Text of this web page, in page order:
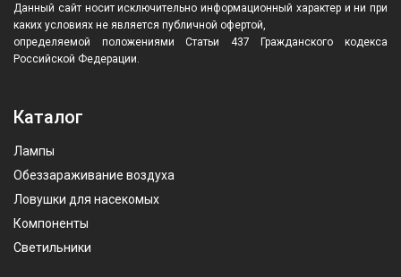
Данный сайт носит исключительно информационный характер и ни при
каких условиях не является публичной офертой,
определяемой положениями Статьи 437 Гражданского кодекса
Российской Федерации.
Каталог
Лампы
Обеззараживание воздуха
Ловушки для насекомых
Компоненты
Светильники